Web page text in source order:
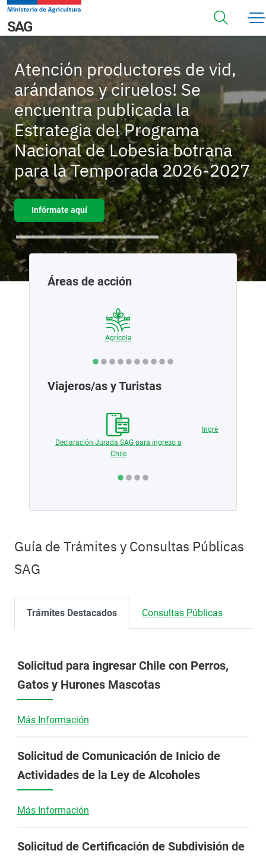
Pasar al contenido principal
Navegación principal
SAG
Atención productores de vid,
arándanos y ciruelos! Se
encuentra publicada la
Estrategia del Programa
Nacional de Lobesia botrana
para la Temporada 2026-2027
Infórmate aquí
Áreas de acción
Agrícola
Viajeros/as y Turistas
Declaración Jurada SAG para ingreso a
Chile
Ingreso de
Guía de Trámites y Consultas Públicas
SAG
Trámites Destacados Consultas Públicas
Solicitud para ingresar Chile con Perros,
Gatos y Hurones Mascotas
Más Información
Solicitud de Comunicación de Inicio de
Actividades de la Ley de Alcoholes
Más Información
Solicitud de Certificación de Subdivisión de